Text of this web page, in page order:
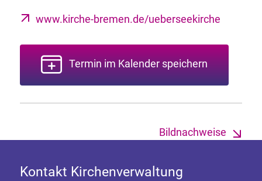
www.kirche-bremen.de/ueberseekirche
Termin im Kalender speichern
Bildnachweise
Kontakt Kirchenverwaltung